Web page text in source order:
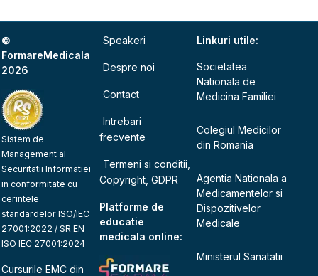
©
FormareMedicala
2026
Sistem de
Management al
Securitatii Informatiei
in conformitate cu
cerintele
standardelor ISO/IEC
27001:2022 / SR EN
ISO IEC 27001:2024
Cursurile EMC din
Speakeri
Despre noi
Contact
Intrebari
frecvente
Termeni si conditii,
Copyright, GDPR
Platforme de
educatie
medicala online:
Linkuri utile:
Societatea
Nationala de
Medicina Familiei
Colegiul Medicilor
din Romania
Agentia Nationala a
Medicamentelor si
Dispozitivelor
Medicale
Ministerul Sanatatii